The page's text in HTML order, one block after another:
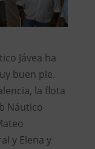
Jávea ha
buen pie.
la flota
Náutico
y Elena y